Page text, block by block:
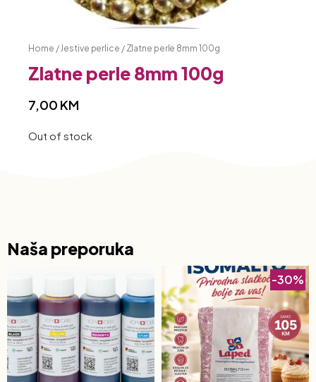
Home / Jestive perlice / Zlatne perle 8mm 100g
Zlatne perle 8mm 100g
7,00 KM
Out of stock
Naša preporuka
-30%